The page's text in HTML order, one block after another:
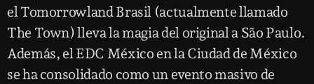
el Tomorrowland Brasil (actualmente llamado
The Town) lleva la magia del original a São Paulo.
Además, el EDC México en la Ciudad de México
se ha consolidado como un evento masivo de